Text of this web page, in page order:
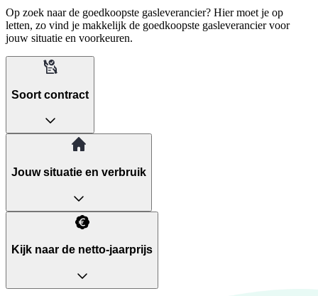
Op zoek naar de goedkoopste gasleverancier? Hier moet je op
letten, zo vind je makkelijk de goedkoopste gasleverancier voor
jouw situatie en voorkeuren.
Soort contract
Jouw situatie en verbruik
Kijk naar de netto-jaarprijs